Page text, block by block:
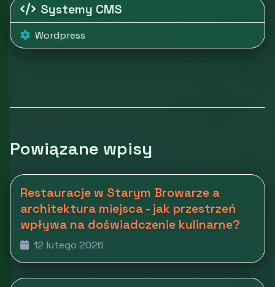
Systemy CMS
Wordpress
Powiązane wpisy
Restauracje w Starym Browarze a
architektura miejsca - jak przestrzeń
wpływa na doświadczenie kulinarne?
12 lutego 2026